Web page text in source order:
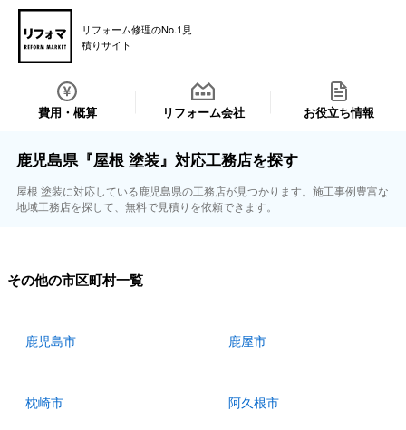
リフォーム修理のNo.1見
積りサイト
費用・概算 リフォーム会社 お役立ち情報
鹿児島県『屋根 塗装』対応工務店を探す
屋根 塗装に対応している鹿児島県の工務店が見つかります。施工事例豊富な
地域工務店を探して、無料で見積りを依頼できます。
その他の市区町村一覧
鹿児島市 鹿屋市
枕崎市 阿久根市